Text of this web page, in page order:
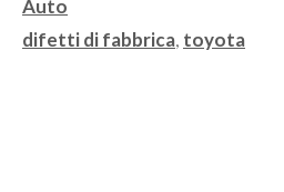
Auto
Tag
difetti di fabbrica, toyota